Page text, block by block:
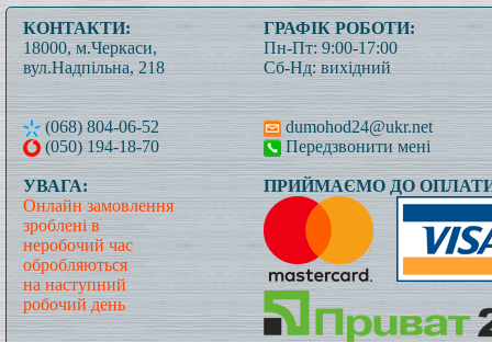
КОНТАКТИ:
18000, м.Черкаси,
вул.Надпільна, 218
(068) 804-06-52
(050) 194-18-70
ГРАФІК РОБОТИ:
Пн-Пт: 9:00-17:00
Сб-Нд: вихідний
dumohod24@ukr.net
Передзвонити мені
УВАГА:
Онлайн замовлення
зроблені в
неробочий час
обробляються
на наступний
робочий день
ПРИЙМАЄМО ДО